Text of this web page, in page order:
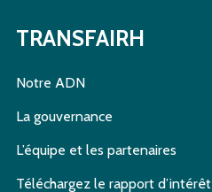
TRANSFAIRH
Notre ADN
La gouvernance
L’équipe et les partenaires
Téléchargez le rapport d’intérêt